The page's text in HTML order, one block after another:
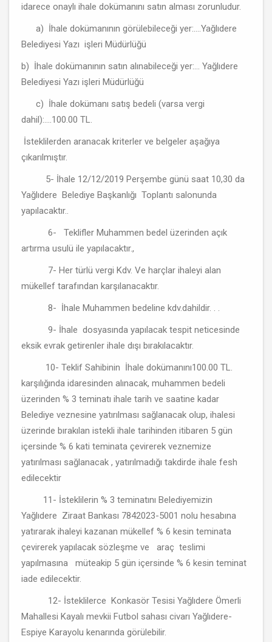
idarece onaylı ihale dokümanını satın alması zorunludur.
a) İhale dokümanının görülebileceği yer:....Yağlıdere
Belediyesi Yazı işleri Müdürlüğü
b) İhale dokümanının satın alınabileceği yer:... Yağlıdere
Belediyesi Yazı işleri Müdürlüğü
c) İhale dokümanı satış bedeli (varsa vergi
dahil):....100.00 TL.
İsteklilerden aranacak kriterler ve belgeler aşağıya
çıkarılmıştır.
5- İhale 12/12/2019 Perşembe günü saat 10,30 da
Yağlıdere Belediye Başkanlığı Toplantı salonunda
yapılacaktır..
6- Teklifler Muhammen bedel üzerinden açık
artırma usulü ile yapılacaktır.,
7- Her türlü vergi Kdv. Ve harçlar ihaleyi alan
mükellef tarafından karşılanacaktır.
8- İhale Muhammen bedeline kdv.dahildir. . .
9- İhale dosyasında yapılacak tespit neticesinde
eksik evrak getirenler ihale dışı bırakılacaktır.
10- Teklif Sahibinin İhale dokümanını100.00 TL.
karşılığında idaresinden alınacak, muhammen bedeli
üzerinden % 3 teminatı ihale tarih ve saatine kadar
Belediye veznesine yatırılması sağlanacak olup, ihalesi
üzerinde bırakılan istekli ihale tarihinden itibaren 5 gün
içersinde % 6 kati teminata çevirerek veznemize
yatırılması sağlanacak , yatırılmadığı takdirde ihale fesh
edilecektir
11- İsteklilerin % 3 teminatını Belediyemizin
Yağlıdere Ziraat Bankası 7842023-5001 nolu hesabına
yatırarak ihaleyi kazanan mükellef % 6 kesin teminata
çevirerek yapılacak sözleşme ve araç teslimi
yapılmasına müteakip 5 gün içersinde % 6 kesin teminat
iade edilecektir.
12- İsteklilerce Konkasör Tesisi Yağlıdere Ömerli
Mahallesi Kayalı mevkii Futbol sahası civarı Yağlıdere-
Espiye Karayolu kenarında görülebilir.